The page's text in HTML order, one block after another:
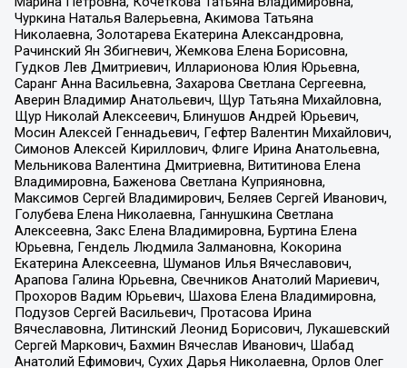
Чуркина Наталья Валерьевна, Акимова Татьяна
Николаевна, Золотарева Екатерина Александровна,
Рачинский Ян Збигневич, Жемкова Елена Борисовна,
Гудков Лев Дмитриевич, Илларионова Юлия Юрьевна,
Саранг Анна Васильевна, Захарова Светлана Сергеевна,
Аверин Владимир Анатольевич, Щур Татьяна Михайловна,
Щур Николай Алексеевич, Блинушов Андрей Юрьевич,
Мосин Алексей Геннадьевич, Гефтер Валентин Михайлович,
Симонов Алексей Кириллович, Флиге Ирина Анатольевна,
Мельникова Валентина Дмитриевна, Вититинова Елена
Владимировна, Баженова Светлана Куприяновна,
Максимов Сергей Владимирович, Беляев Сергей Иванович,
Голубева Елена Николаевна, Ганнушкина Светлана
Алексеевна, Закс Елена Владимировна, Буртина Елена
Юрьевна, Гендель Людмила Залмановна, Кокорина
Екатерина Алексеевна, Шуманов Илья Вячеславович,
Арапова Галина Юрьевна, Свечников Анатолий Мариевич,
Прохоров Вадим Юрьевич, Шахова Елена Владимировна,
Подузов Сергей Васильевич, Протасова Ирина
Вячеславовна, Литинский Леонид Борисович, Лукашевский
Сергей Маркович, Бахмин Вячеслав Иванович, Шабад
Анатолий Ефимович, Сухих Дарья Николаевна, Орлов Олег